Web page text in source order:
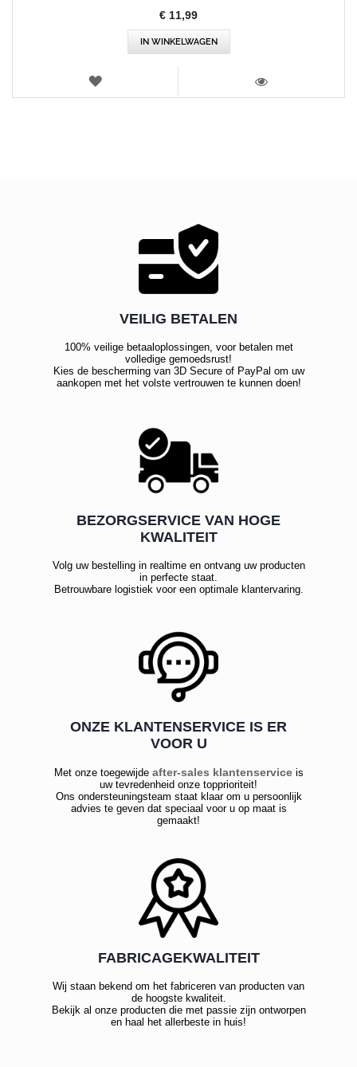
€ 11,99
IN WINKELWAGEN
VERLANGLIJST
VEILIG BETALEN
100% veilige betaaloplossingen, voor betalen met
volledige gemoedsrust!
Kies de bescherming van 3D Secure of PayPal om uw
aankopen met het volste vertrouwen te kunnen doen!
BEZORGSERVICE VAN HOGE
KWALITEIT
Volg uw bestelling in realtime en ontvang uw producten
in perfecte staat.
Betrouwbare logistiek voor een optimale klantervaring.
ONZE KLANTENSERVICE IS ER
VOOR U
Met onze toegewijde after-sales klantenserviceis
uw tevredenheid onze topprioriteit!
Ons ondersteuningsteam staat klaar om u persoonlijk
advies te geven dat speciaal voor u op maat is
gemaakt!
FABRICAGEKWALITEIT
Wij staan bekend om het fabriceren van producten van
de hoogste kwaliteit.
Bekijk al onze producten die met passie zijn ontworpen
en haal het allerbeste in huis!